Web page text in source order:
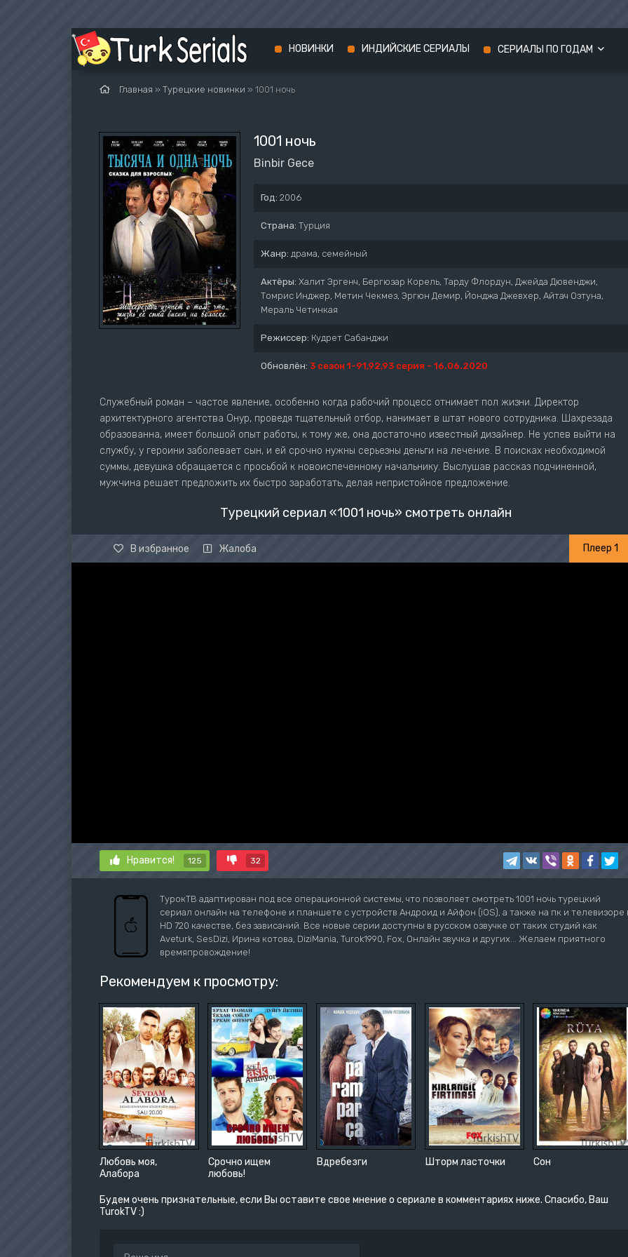
Главная » Турецкие новинки » 1001 ночь
1001 ночь
Binbir Gece
Год: 2006
Страна: Турция
Жанр: драма, семейный
Актёры: Халит Эргенч, Бергюзар Корель, Тарду Флордун, Джейда Дювенджи,
Томрис Инджер, Метин Чекмез, Эргюн Демир, Йонджа Джевхер, Айтач Озтуна,
Мераль Четинкая
Режиссер: Кудрет Сабанджи
Обновлён: 3 сезон 1-91,92,93 серия - 16.06.2020
Служебный роман – частое явление, особенно когда рабочий процесс отнимает пол жизни. Директор
архитектурного агентства Онур, проведя тщательный отбор, нанимает в штат нового сотрудника. Шахрезада
образованна, имеет большой опыт работы, к тому же, она достаточно известный дизайнер. Не успев выйти на
службу, у героини заболевает сын, и ей срочно нужны серьезны деньги на лечение. В поисках необходимой
суммы, девушка обращается с просьбой к новоиспеченному начальнику. Выслушав рассказ подчиненной,
мужчина решает предложить их быстро заработать, делая непристойное предложение.
Турецкий сериал «1001 ночь» смотреть онлайн
В избранное Жалоба Плеер 1
Нравится! 125 32
ТурокТВ адаптирован под все операционной системы, что позволяет смотреть 1001 ночь турецкий
сериал онлайн на телефоне и планшете с устройств Андроид и Айфон (iOS), а также на пк и телевизоре
HD 720 качестве, без зависаний. Все новые серии доступны в русском озвучке от таких студий как
Aveturk, SesDizi, Ирина котова, DiziMania, Turok1990, Fox, Онлайн звучка и других... Желаем приятного
времяпровождение!
Рекомендуем к просмотру:
Любовь моя,
Алабора
Срочно ищем
любовь!
Вдребезги Шторм ласточки Сон
Будем очень признательные, если Вы оставите свое мнение о сериале в комментариях ниже. Спасибо, Ваш
TurokTV :)
НОВИНКИ ИНДИЙСКИЕ СЕРИАЛЫ СЕРИАЛЫ ПО ГОДАМ